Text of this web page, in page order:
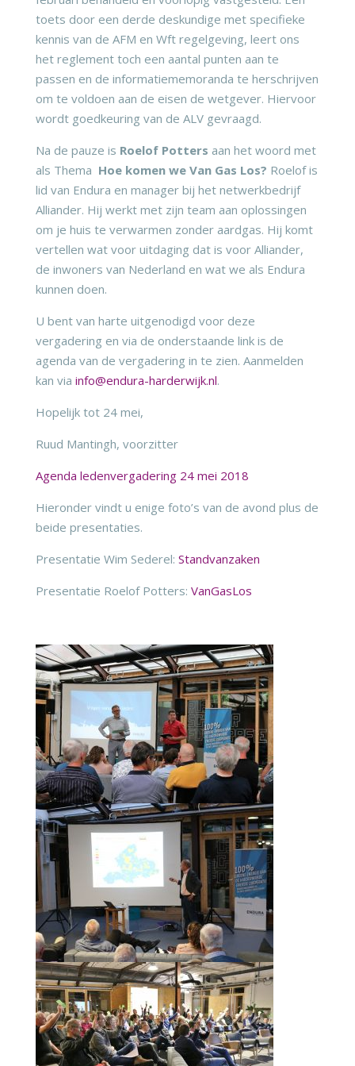
toets door een derde deskundige met specifieke
kennis van de AFM en Wft regelgeving, leert ons
het reglement toch een aantal punten aan te
passen en de informatiememoranda te herschrijven
om te voldoen aan de eisen de wetgever. Hiervoor
wordt goedkeuring van de ALV gevraagd.
Na de pauze is Roelof Potters aan het woord met
als Thema Hoe komen we Van Gas Los? Roelof is
lid van Endura en manager bij het netwerkbedrijf
Alliander. Hij werkt met zijn team aan oplossingen
om je huis te verwarmen zonder aardgas. Hij komt
vertellen wat voor uitdaging dat is voor Alliander,
de inwoners van Nederland en wat we als Endura
kunnen doen.
U bent van harte uitgenodigd voor deze
vergadering en via de onderstaande link is de
agenda van de vergadering in te zien. Aanmelden
kan via info@endura-harderwijk.nl.
Hopelijk tot 24 mei,
Ruud Mantingh, voorzitter
Agenda ledenvergadering 24 mei 2018
Hieronder vindt u enige foto’s van de avond plus de
beide presentaties.
Presentatie Wim Sederel: Standvanzaken
Presentatie Roelof Potters: VanGasLos